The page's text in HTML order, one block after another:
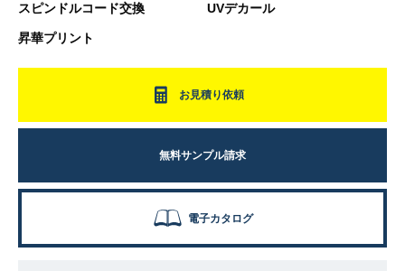
スピンドルコード交換 UVデカール
昇華プリント
お見積り依頼
無料サンプル請求
電子カタログ